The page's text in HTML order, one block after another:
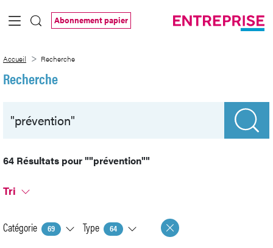
Saut au contenu principal
Abonnement papier
Accueil Recherche
Recherche
64 Résultats pour""prévention""
Tri
Catégorie 69 Type 64